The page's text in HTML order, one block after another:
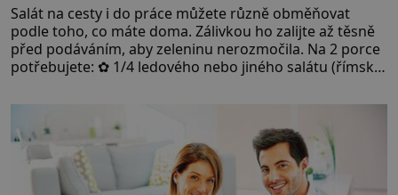
Salát na cesty i do práce můžete různě obměňovat
podle toho, co máte doma. Zálivkou ho zalijte až těsně
před podáváním, aby zeleninu nerozmočila. Na 2 porce
potřebujete: ✿ 1/4 ledového nebo jiného salátu (římský
okurky ✿ 2 rajčata Zálivka: ✿ 4 lžíce olivového oleje ✿ 1
lžíci citronové šťávy ✿ ½ stroužku